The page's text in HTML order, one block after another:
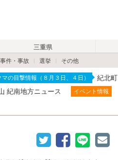
三重県
事件・事故 選挙 その他
マの目撃情報（８月３日、４日） 紀北町
紀南地方ニュース イベント情報